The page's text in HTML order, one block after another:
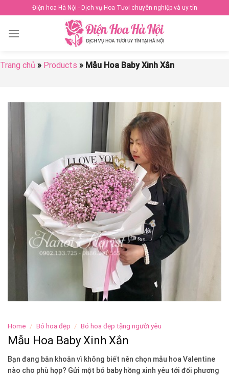
to
content
Điện hoa Hà Nội - Dịch vụ Hoa Tươi chuyên nghiệp và uy tín
Trang chủ » Products » Mẫu Hoa Baby Xinh Xắn
Home / Bó hoa đẹp / Bó hoa đẹp tặng người yêu
Mẫu Hoa Baby Xinh Xắn
Bạn đang băn khoăn vì không biết nên chọn mẫu hoa Valentine
nào cho phù hợp? Gửi một bó baby hồng xinh yêu tới đối phương